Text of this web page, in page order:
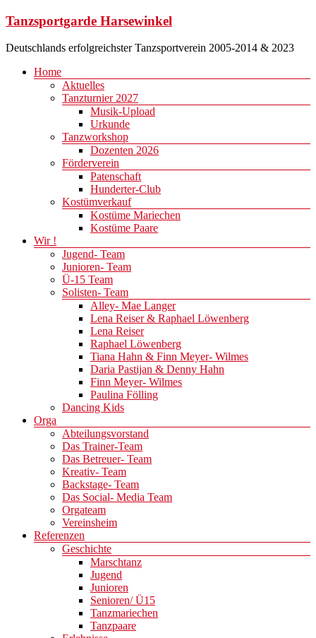
Zum
springen
Tanzsportgarde Harsewinkel
Deutschlands erfolgreichster Tanzsportverein 2005-2014 & 2023
Menü
Home
Aktuelles
Tanzturnier 2027
Musik-Upload
Urkunde
Tanzworkshop
Dozenten 2026
Förderverein
Patenschaft
Hunderter-Club
Kostümverkauf
Kostüme Mariechen
Kostüme Paare
Wir !
Jugend- Team
Junioren- Team
Ü-15 Team
Solisten- Team
Alley- Mae Langer
Lena Reiser & Raphael Löwenberg
Lena Reiser
Raphael Löwenberg
Tiana Hahn & Finn Meyer- Wilmes
Daria Pastijan & Denny Hahn
Finn Meyer- Wilmes
Paulina Fölling
Dancing Kids
Orga
Abteilungsvorstand
Das Trainer-Team
Das Betreuer- Team
Kreativ- Team
Backstage- Team
Das Social- Media Team
Orgateam
Vereinsheim
Referenzen
Geschichte
Marschtanz
Jugend
Junioren
Senioren/ Ü15
Tanzmariechen
Tanzpaare